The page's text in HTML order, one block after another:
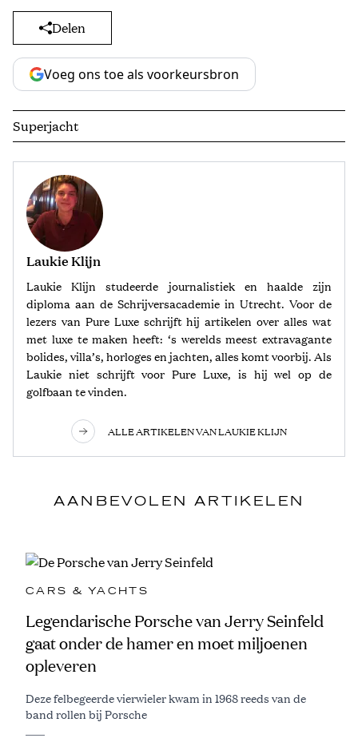
Delen
Voeg ons toe als voorkeursbron
Superjacht
Laukie Klijn
Laukie Klijn studeerde journalistiek en haalde zijn
diploma aan de Schrijversacademie in Utrecht. Voor de
lezers van Pure Luxe schrijft hij artikelen over alles wat
met luxe te maken heeft: ‘s werelds meest extravagante
bolides, villa’s, horloges en jachten, alles komt voorbij. Als
Laukie niet schrijft voor Pure Luxe, is hij wel op de
golfbaan te vinden.
ALLE ARTIKELEN VAN LAUKIE KLIJN
AANBEVOLEN ARTIKELEN
CARS & YACHTS
Legendarische Porsche van Jerry Seinfeld
gaat onder de hamer en moet miljoenen
opleveren
Deze felbegeerde vierwieler kwam in 1968 reeds van de
band rollen bij Porsche